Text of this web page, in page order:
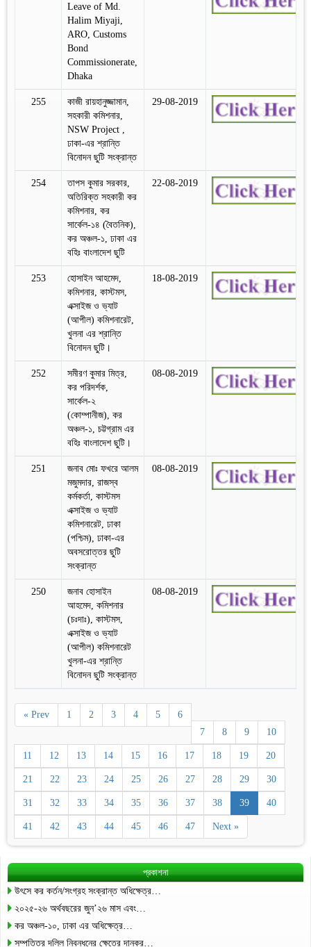
Leave of Md.
Halim Miyaji,
ARO, Customs
Bond
Commissionerate,
Dhaka
255
কাজী রায়হানুজ্জামান,
সহকারী কমিশনার,
NSW Project ,
ঢাকা-এর শ্রান্তি
বিনোদন ছুটি সংক্রান্ত
29-08-2019
254
তাপস কুমার সরকার,
অতিরিক্ত সহকারী কর
কমিশনার, কর
সার্কেল-১৪ (বৈতনিক),
কর অঞ্চল-১, ঢাকা এর
বহিঃ বাংলাদেশ ছুটি
22-08-2019
253
হোসাইন আহমেদ,
কমিশনার, কাস্টমস,
এক্সাইজ ও ভ্যাট
(আপীল) কমিশনারেট,
খুলনা এর শ্রান্তি
বিনোদন ছুটি।
18-08-2019
252
সমীরণ কুমার মিত্র,
কর পরিদর্শক,
সার্কেল-২
(কোম্পানীজ), কর
অঞ্চল-১, চট্টগ্রাম এর
বহিঃ বাংলাদেশ ছুটি।
08-08-2019
251
জনাব মোঃ ফখরে আলম
মজুমদার, রাজস্ব
কর্মকর্তা, কাস্টমস
এক্সাইজ ও ভ্যাট
কমিশনারেট, ঢাকা
(পশ্চিম), ঢাকা-এর
অবসরোত্তর ছুটি
সংক্রান্ত
08-08-2019
250
জনাব হোসাইন
আহমেদ, কমিশনার
(চঃদাঃ), কাস্টমস,
এক্সাইজ ও ভ্যাট
(আপীল) কমিশনারেট
খুলনা-এর শ্রান্তি
বিনোদন ছুটি সংক্রান্ত
08-08-2019
« Prev 1 2 3 4 5
6
7
8 9 10
11 12 13 14 15 16 17 18 19 20
21 22 23 24 25 26 27 28 29 30
31 32 33 34 35 36 37 38 39 40
41 42 43 44 45 46 47 Next »
প্রকাশনা
উৎসে কর কর্তন/সংগ্রহ সংক্রান্ত অধিক্ষেত্র…
২০২৫-২৬ অর্থবছরের জুন’২৬ মাস এবং…
কর অঞ্চল-১০, ঢাকা এর অধিক্ষেত্র…
সম্পত্তির দলিল নিবন্ধনের ক্ষেত্রে দানকর…